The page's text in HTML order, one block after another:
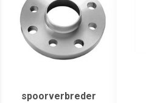
spoorverbreder